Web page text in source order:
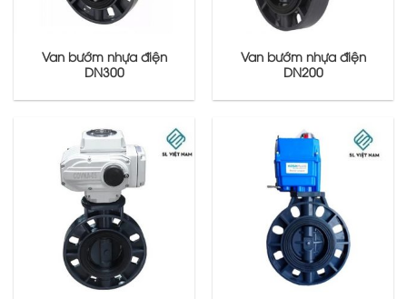
Van bướm nhựa điện
DN300
Van bướm nhựa điện
DN200